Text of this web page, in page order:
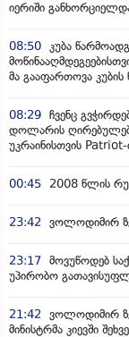
იერიში
08:50 კუბა
მა გააფართოვა კუბის
08:29 ჩვენც
დოლარის
უკრაინისთვის Patriot-
00:45 2008 წლის
23:42 ვოლოდიმირ
23:17 მოვუწოდებ
უპირობო
21:42 ვოლოდიმირ
მინისტრმა კიევში